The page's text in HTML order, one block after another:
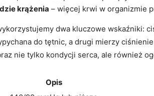
krążenia ​– więcej krwi w organizmie
​dwa kluczowe wskaźniki:
do‌ tętnic, a ⁣drugi mierzy
nie tylko⁢ kondycji serca, ale również
Opis